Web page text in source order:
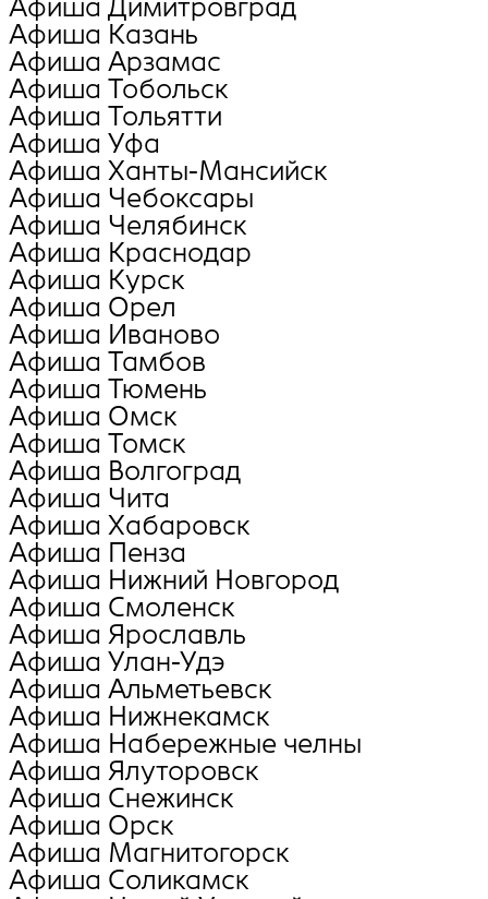
Афиша Димитровград
Афиша Казань
Афиша Арзамас
Афиша Тобольск
Афиша Тольятти
Афиша Уфа
Афиша Ханты-Мансийск
Афиша Чебоксары
Афиша Челябинск
Афиша Краснодар
Афиша Курск
Афиша Орел
Афиша Иваново
Афиша Тамбов
Афиша Тюмень
Афиша Омск
Афиша Томск
Афиша Волгоград
Афиша Чита
Афиша Хабаровск
Афиша Пенза
Афиша Нижний Новгород
Афиша Смоленск
Афиша Ярославль
Афиша Улан-Удэ
Афиша Альметьевск
Афиша Нижнекамск
Афиша Набережные челны
Афиша Ялуторовск
Афиша Снежинск
Афиша Орск
Афиша Магнитогорск
Афиша Соликамск